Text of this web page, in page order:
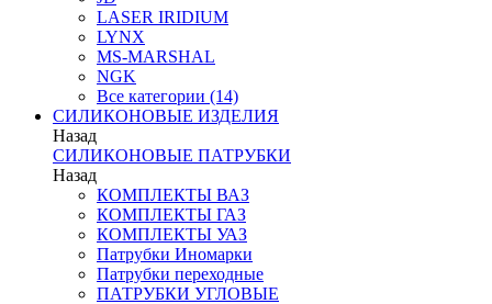
LASER IRIDIUM
LYNX
MS-MARSHAL
NGK
Все категории (14)
СИЛИКОНОВЫЕ ИЗДЕЛИЯ
Назад
СИЛИКОНОВЫЕ ПАТРУБКИ
Назад
КОМПЛЕКТЫ ВАЗ
КОМПЛЕКТЫ ГАЗ
КОМПЛЕКТЫ УАЗ
Патрубки Иномарки
Патрубки переходные
ПАТРУБКИ УГЛОВЫЕ